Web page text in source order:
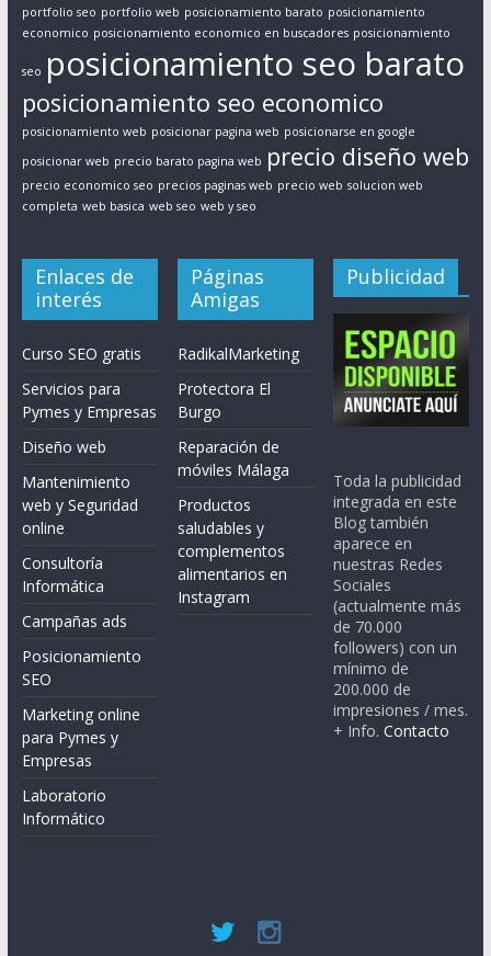
portfolio seo portfolio web posicionamiento barato posicionamiento
economico posicionamiento economico en buscadores posicionamiento
seo posicionamiento seo barato
posicionamiento seo economico
posicionamiento web posicionar pagina web posicionarse en google
posicionar web precio barato pagina web precio diseño web
precio economico seo precios paginas web precio web solucion web
completa web basica web seo web y seo
Enlaces de
interés
Curso SEO gratis
Servicios para
Pymes y Empresas
Diseño web
Mantenimiento
web y Seguridad
online
Consultoría
Informática
Campañas ads
Posicionamiento
SEO
Marketing online
para Pymes y
Empresas
Laboratorio
Informático
Páginas
Amigas
RadikalMarketing
Protectora El
Burgo
Reparación de
móviles Málaga
Productos
saludables y
complementos
alimentarios en
Instagram
Publicidad
Toda la publicidad
integrada en este
Blog también
aparece en
nuestras Redes
Sociales
(actualmente más
de 70.000
followers) con un
mínimo de
200.000 de
impresiones / mes.
+ Info.Contacto